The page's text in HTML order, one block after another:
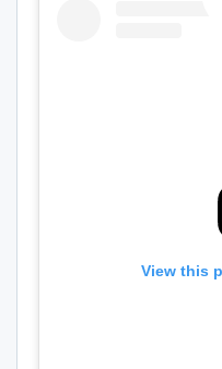
View this